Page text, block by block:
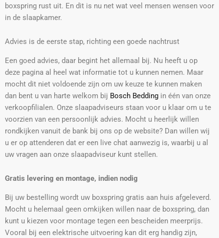
boxspring rust uit. En dit is nu net wat veel mensen wensen voor
in de slaapkamer.
Advies is de eerste stap, richting een goede nachtrust
Een goed advies, daar begint het allemaal bij. Nu heeft u op
deze pagina al heel wat informatie tot u kunnen nemen. Maar
mocht dit niet voldoende zijn om uw keuze te kunnen maken
dan bent u van harte welkom bij Bosch Bedding in één van onze
verkoopfilialen. Onze slaapadviseurs staan voor u klaar om u te
voorzien van een persoonlijk advies. Mocht u heerlijk willen
rondkijken vanuit de bank bij ons op de website? Dan willen wij
u er op attenderen dat er een live chat aanwezig is, waarbij u al
uw vragen aan onze slaapadviseur kunt stellen.
Gratis levering en montage, indien nodig
Bij uw bestelling wordt uw boxspring gratis aan huis afgeleverd.
Mocht u helemaal geen omkijken willen naar de boxspring, dan
kunt u kiezen voor montage tegen een bescheiden meerprijs.
Vooral bij een elektrische uitvoering kan dit erg handig zijn,